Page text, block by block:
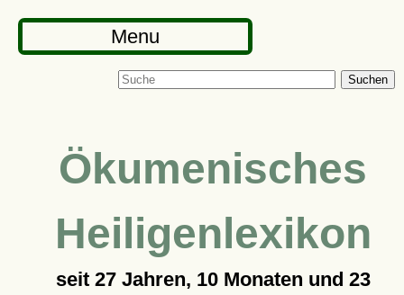
Menu
Suchen
Ökumenisches
Heiligenlexikon
seit 27 Jahren, 10 Monaten und 23